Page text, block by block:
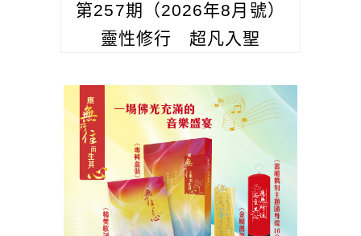
第257期（2026年8月號）
靈性修行 超凡入聖